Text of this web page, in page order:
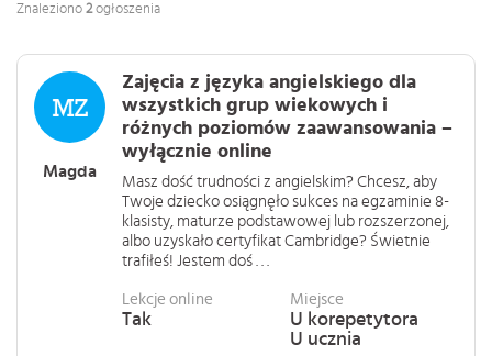
Znaleziono 2ogłoszenia
Magda
Zajęcia z języka angielskiego dla
wszystkich grup wiekowych i
różnych poziomów zaawansowania –
wyłącznie online
Masz dość trudności z angielskim? Chcesz, aby
Twoje dziecko osiągnęło sukces na egzaminie 8-
klasisty, maturze podstawowej lub rozszerzonej,
albo uzyskało certyfikat Cambridge? Świetnie
trafiłeś! Jestem doś . . .
Lekcje online
Tak
Miejsce
U korepetytora
U ucznia